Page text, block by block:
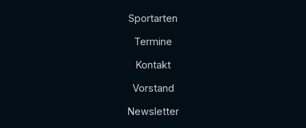
Sportarten
Termine
Kontakt
Vorstand
Newsletter